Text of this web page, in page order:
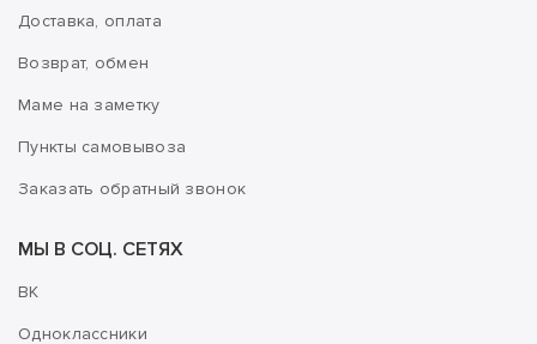
Доставка, оплата
Возврат, обмен
Маме на заметку
Пункты самовывоза
Заказать обратный звонок
МЫ В СОЦ. СЕТЯХ
ВК
Одноклассники